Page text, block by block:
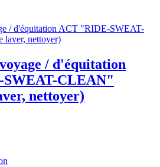
/ d'équitation
CLEAN"
nettoyer)